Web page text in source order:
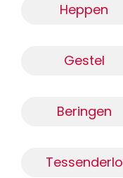
Heppen
Gestel
Beringen
Tessenderlo